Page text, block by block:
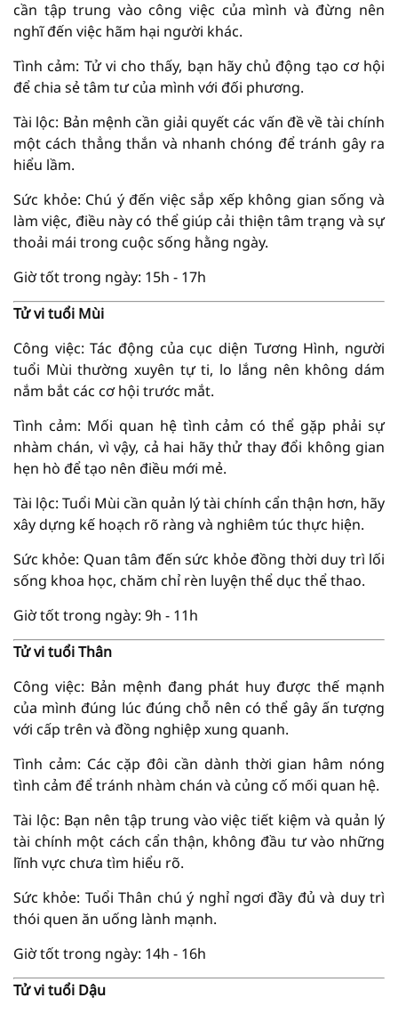
cần tập trung vào công việc của mình và đừng nên
nghĩ đến việc hãm hại người khác.
Tình cảm: Tử vi cho thấy, bạn hãy chủ động tạo cơ hội
để chia sẻ tâm tư của mình với đối phương.
Tài lộc: Bản mệnh cần giải quyết các vấn đề về tài chính
một cách thẳng thắn và nhanh chóng để tránh gây ra
hiểu lầm.
Sức khỏe: Chú ý đến việc sắp xếp không gian sống và
làm việc, điều này có thể giúp cải thiện tâm trạng và sự
thoải mái trong cuộc sống hằng ngày.
Giờ tốt trong ngày: 15h - 17h
Tử vi tuổi Mùi
Công việc: Tác động của cục diện Tương Hình, người
tuổi Mùi thường xuyên tự ti, lo lắng nên không dám
nắm bắt các cơ hội trước mắt.
Tình cảm: Mối quan hệ tình cảm có thể gặp phải sự
nhàm chán, vì vậy, cả hai hãy thử thay đổi không gian
hẹn hò để tạo nên điều mới mẻ.
Tài lộc: Tuổi Mùi cần quản lý tài chính cẩn thận hơn, hãy
xây dựng kế hoạch rõ ràng và nghiêm túc thực hiện.
Sức khỏe: Quan tâm đến sức khỏe đồng thời duy trì lối
sống khoa học, chăm chỉ rèn luyện thể dục thể thao.
Giờ tốt trong ngày: 9h - 11h
Tử vi tuổi Thân
Công việc: Bản mệnh đang phát huy được thế mạnh
của mình đúng lúc đúng chỗ nên có thể gây ấn tượng
với cấp trên và đồng nghiệp xung quanh.
Tình cảm: Các cặp đôi cần dành thời gian hâm nóng
tình cảm để tránh nhàm chán và củng cố mối quan hệ.
Tài lộc: Bạn nên tập trung vào việc tiết kiệm và quản lý
tài chính một cách cẩn thận, không đầu tư vào những
lĩnh vực chưa tìm hiểu rõ.
Sức khỏe: Tuổi Thân chú ý nghỉ ngơi đầy đủ và duy trì
thói quen ăn uống lành mạnh.
Giờ tốt trong ngày: 14h - 16h
Tử vi tuổi Dậu